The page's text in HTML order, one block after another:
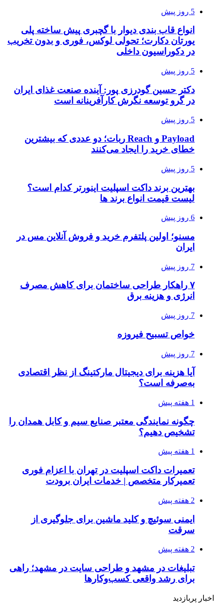
5 روز پیش
انواع قاب بندی دیوار با گچبری پیش ساخته پلی
یورتان دکارت؛ تحولی لوکس، فوری و بدون تخریب
در دکوراسیون داخلی
5 روز پیش
دکتر حسین گودرزی پور: آینده صنعت غذای ایران
در گرو توسعه نگرش کارآفرینانه است
5 روز پیش
Payload و Reach ربات؛ دو عددی که بیشترین
خطای خرید را ایجاد می‌کنند
5 روز پیش
بهترین برند داکت اسپلیت اینورتر کدام است؟
لیست قیمت انواع برند ها
6 روز پیش
مسنو؛ اولین پلتفرم خرید و فروش آنلاین مس در
ایران
7 روز پیش
۷ راهکار طراحی ساختمان برای کاهش مصرف
انرژی و هزینه برق
7 روز پیش
خواص تسبیح فیروزه
7 روز پیش
آیا هزینه برای دیجیتال مارکتینگ از نظر اقتصادی
به‌صرفه است؟
1 هفته پیش
چگونه نمایندگی معتبر صنایع سیم و کابل همدان را
تشخیص دهیم؟
1 هفته پیش
تعمیرات داکت اسپلیت در تهران با اعزام فوری
تعمیرکار متخصص | خدمات ایران برودت
2 هفته پیش
ایمنی سوئیچ و کلید ماشین برای جلوگیری از
سرقت
2 هفته پیش
تبلیغات در مشهد و طراحی سایت در مشهد؛ راهی
برای رشد واقعی کسب‌وکارها
اخبار پربازدید